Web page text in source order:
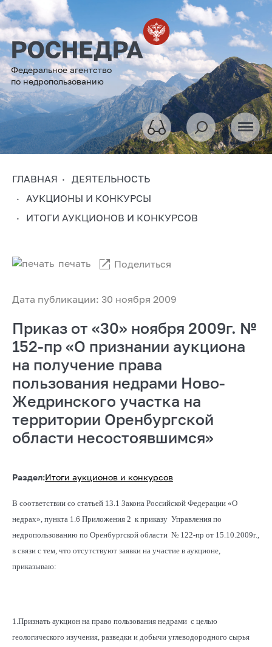
Федеральное агентство
по недропользованию
ГЛАВНАЯ
ДЕЯТЕЛЬНОСТЬ
АУКЦИОНЫ И КОНКУРСЫ
ИТОГИ АУКЦИОНОВ И КОНКУРСОВ
Дата публикации: 30 ноября 2009
печать Поделиться
Приказ от «30» ноября 2009г. №
152-пр «О признании аукциона
на получение права
пользования недрами Ново-
Жедринского участка на
территории Оренбургской
области несостоявшимся»
Раздел:Итоги аукционов и конкурсов
В соответствии со статьей 13.1 Закона Российской Федерации «О
недрах», пункта 1.6 Приложения 2 к приказу Управления по
недропользованию по Оренбургской области № 122-пр от 15.10.2009г.,
в связи с тем, что отсутствуют заявки на участие в аукционе,
приказываю:
1.Признать аукцион на право пользования недрами с целью
геологического изучения, разведки и добычи углеводородного сырья